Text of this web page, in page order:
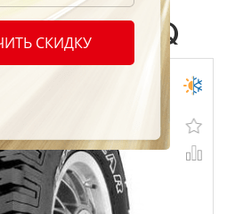
R17 116Q
СКИДКУ